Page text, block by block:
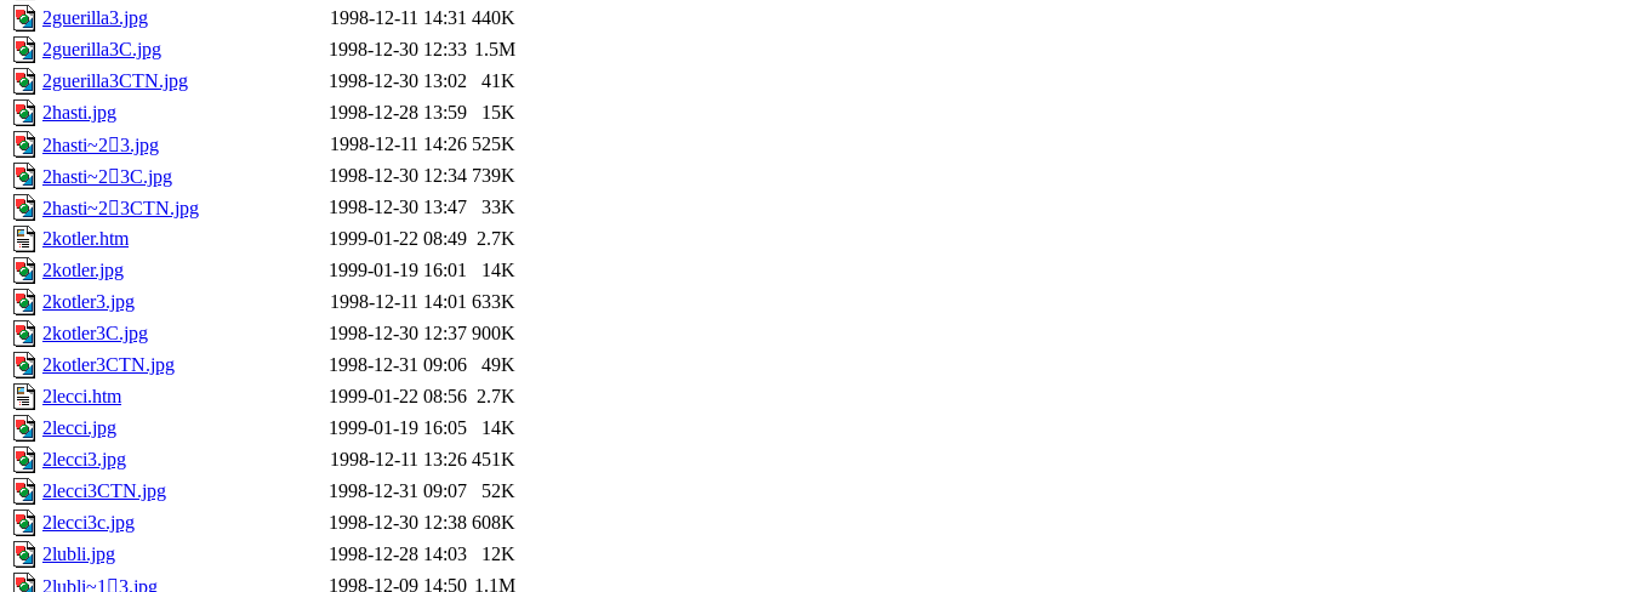
2guerilla3.jpg
1998-12-11 14:31 440K
2guerilla3C.jpg
1998-12-30 12:33 1.5M
2guerilla3CTN.jpg
1998-12-30 13:02
41K
2hasti.jpg
1998-12-28 13:59
15K
2hasti~23.jpg
1998-12-11 14:26 525K
2hasti~23C.jpg
1998-12-30 12:34 739K
2hasti~23CTN.jpg
1998-12-30 13:47
33K
2kotler.htm
1999-01-22 08:49 2.7K
2kotler.jpg
1999-01-19 16:01
14K
2kotler3.jpg
1998-12-11 14:01 633K
2kotler3C.jpg
1998-12-30 12:37 900K
2kotler3CTN.jpg
1998-12-31 09:06
49K
2lecci.htm
1999-01-22 08:56 2.7K
2lecci.jpg
1999-01-19 16:05
14K
2lecci3.jpg
1998-12-11 13:26 451K
2lecci3CTN.jpg
1998-12-31 09:07
52K
2lecci3c.jpg
1998-12-30 12:38 608K
2lubli.jpg
1998-12-28 14:03
12K
2lubli~13.jpg
1998-12-09 14:50 1.1M